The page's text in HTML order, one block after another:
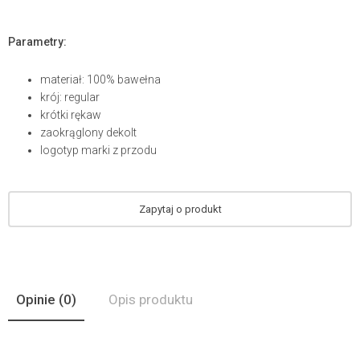
Parametry:
materiał: 100% bawełna
krój: regular
krótki rękaw
zaokrąglony dekolt
logotyp marki z przodu
Zapytaj o produkt
Opinie (0) Opis produktu